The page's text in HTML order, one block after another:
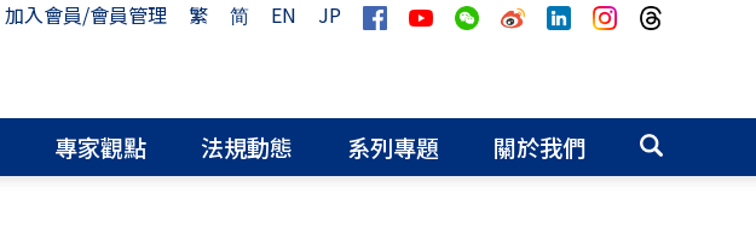
加入會員/會員管理 繁 简 EN
JP
專家觀點 法規動態 系列專題 關於我們